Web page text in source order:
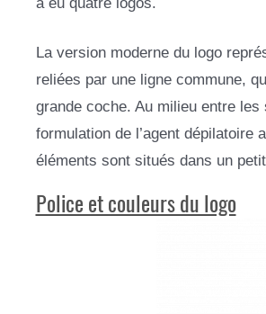
La version moderne du logo
reliées par une ligne commune,
grande coche. Au milieu entre
formulation de l’agent dépilatoire
éléments sont situés dans un
Police et couleurs du logo